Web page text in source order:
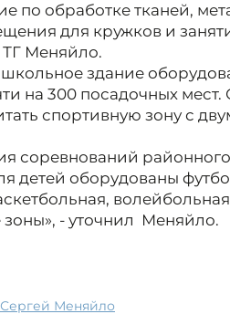
по обработке тканей,
для кружков и
ТГ Меняйло.
здание
на 300 посадочных мест.
спортивную зону с
соревнований
детей оборудованы
- уточнил Меняйло.
Сергей Меняйло